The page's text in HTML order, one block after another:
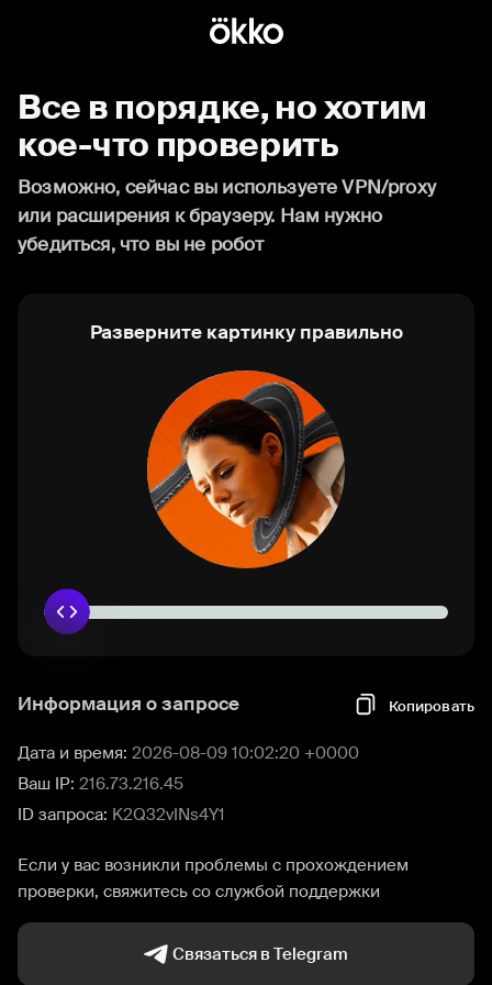
Все в порядке, но хотим
кое-что проверить
Возможно, сейчас вы используете VPN/proxy
или расширения к браузеру. Нам нужно
убедиться, что вы не робот
Разверните картинку правильно
Информация о запросе Копировать
Дата и время: 2026-08-09 10:02:20 +0000
Ваш IP: 216.73.216.45
ID запроса: K2Q32vINs4Y1
Если у вас возникли проблемы с прохождением
проверки, свяжитесь со службой поддержки
Связаться в Telegram